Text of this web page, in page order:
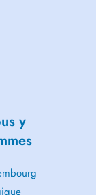
y